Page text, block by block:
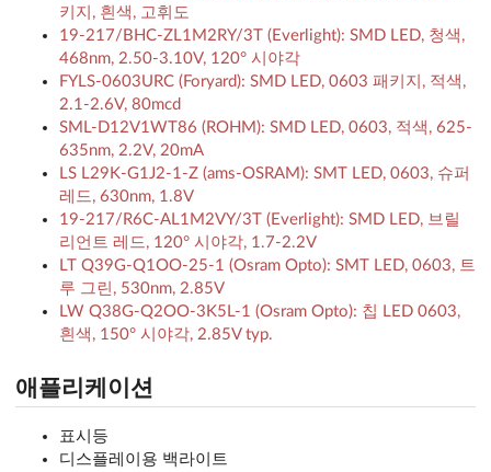
키지, 흰색, 고휘도
19-217/BHC-ZL1M2RY/3T (Everlight): SMD LED, 청색,
468nm, 2.50-3.10V, 120° 시야각
FYLS-0603URC (Foryard): SMD LED, 0603 패키지, 적색,
2.1-2.6V, 80mcd
SML-D12V1WT86 (ROHM): SMD LED, 0603, 적색, 625-
635nm, 2.2V, 20mA
LS L29K-G1J2-1-Z (ams-OSRAM): SMT LED, 0603, 슈퍼
레드, 630nm, 1.8V
19-217/R6C-AL1M2VY/3T (Everlight): SMD LED, 브릴
리언트 레드, 120° 시야각, 1.7-2.2V
LT Q39G-Q1OO-25-1 (Osram Opto): SMT LED, 0603, 트
루 그린, 530nm, 2.85V
LW Q38G-Q2OO-3K5L-1 (Osram Opto): 칩 LED 0603,
흰색, 150° 시야각, 2.85V typ.
애플리케이션
표시등
디스플레이용 백라이트